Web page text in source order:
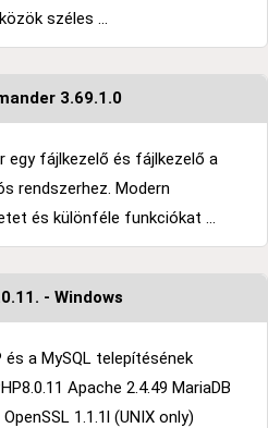
széles ...
3.69.1.0
egy fájlkezelő és fájlkezelő a
rendszerhez. Modern
és különféle funkciókat ...
- Windows
és a MySQL telepítésének
Apache 2.4.49 MariaDB
1.1.1l (UNIX only)